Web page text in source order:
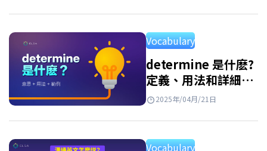
Vocabulary
determine 是什麽?
定義、用法和詳細例
子2025年/04月/21日
Vocabulary